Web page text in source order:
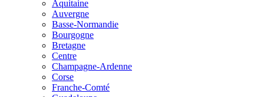
Aquitaine
Auvergne
Basse-Normandie
Bourgogne
Bretagne
Centre
Champagne-Ardenne
Corse
Franche-Comté